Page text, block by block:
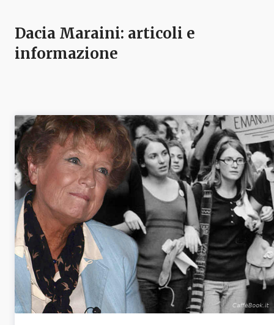
Dacia Maraini: articoli e
informazione